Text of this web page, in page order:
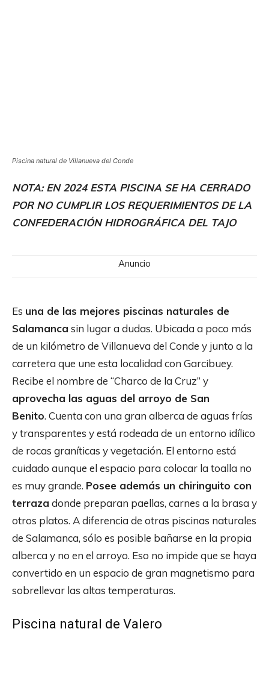
Piscina natural de Villanueva del Conde
NOTA: EN 2024 ESTA PISCINA SE HA CERRADO
POR NO CUMPLIR LOS REQUERIMIENTOS DE LA
CONFEDERACIÓN HIDROGRÁFICA DEL TAJO
Anuncio
Es una de las mejores piscinas naturales de
Salamanca sin lugar a dudas. Ubicada a poco más
de un kilómetro de Villanueva del Conde y junto a la
carretera que une esta localidad con Garcibuey.
Recibe el nombre de “Charco de la Cruz” y
aprovecha las aguas del arroyo de San
Benito. Cuenta con una gran alberca de aguas frías
y transparentes y está rodeada de un entorno idílico
de rocas graníticas y vegetación. El entorno está
cuidado aunque el espacio para colocar la toalla no
es muy grande. Posee además un chiringuito con
terraza donde preparan paellas, carnes a la brasa y
otros platos. A diferencia de otras piscinas naturales
de Salamanca, sólo es posible bañarse en la propia
alberca y no en el arroyo. Eso no impide que se haya
convertido en un espacio de gran magnetismo para
sobrellevar las altas temperaturas.
Piscina natural de Valero